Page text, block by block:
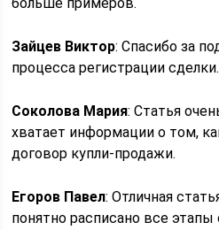
Зайцев Виктор: Спасибо за
процесса регистрации
Соколова Мария: Статья
хватает информации о том,
договор купли-продажи.
Егоров Павел: Отличная
понятно расписано все